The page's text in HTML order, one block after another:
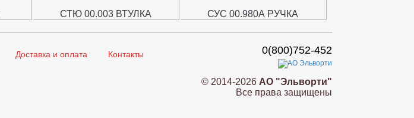
СТЮ 00.003 ВТУЛКА СУС 00.980А РУЧКА
Доставка и оплата Контакты 0(800)752-452
© 2014-2026 АО "Эльворти"
Все права защищены